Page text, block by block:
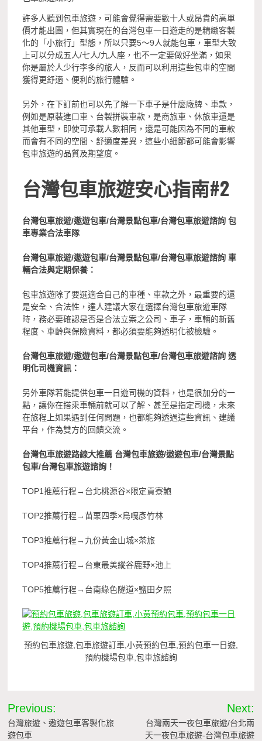
許多人聽到包車旅遊，可能會覺得需要數十人或昂貴的高單
價才能出團，但其實現在的台灣包車一日遊走的是精緻客製
化的「小旅行」型態，所以只要5～9人就能包車，車型大致
上可以分成五人/七人/九人座，也不一定要做好坐滿，如果
你是屬於人少行李多的旅人，反而可以利用這些包車的空間
獲得更舒適、便利的旅行體驗。
另外，在下訂前也可以先了解一下車子是什麼廠牌、車款，
例如是原裝進口車、台製拼裝車款，是商旅車、休旅車還是
其他車型，即使可承載人數相同，還是可能因為不同的車款
而會有不同的空間、舒適度差異，這些小細節都可能會影響
包車旅遊的品質及期望度。
台灣包車旅遊安心指南#2
台灣包車旅遊/遨遊包車/台灣景點包車/台灣包車旅遊諮詢 包
車專業合法車隊
台灣包車旅遊/遨遊包車/台灣景點包車/台灣包車旅遊諮詢 車
輛合法與定期保養：
包車旅遊除了要選適合自己的車種、車款之外，最重要的還
是安全、合法性，達人建議大家在選擇台灣包車旅遊車隊
時，務必要確認是否是合法立案之公司、車子，車輛的新舊
程度、車齡與保險資料，都必須要能夠透明化被檢驗。
台灣包車旅遊/遨遊包車/台灣景點包車/台灣包車旅遊諮詢 透
明化司機資訊：
另外車隊若能提供包車一日遊司機的資料，也是很加分的一
點，讓你在搭乘車輛前就可以了解、甚至是指定司機，未來
在旅程上如果遇到任何問題，也都能夠透過這些資訊、建議
平台，作為雙方的回饋交流。
台灣包車旅遊路線大推薦 台灣包車旅遊/遨遊包車/台灣景點
包車/台灣包車旅遊諮詢！
TOP1推薦行程→台北桃源谷×限定貢寮鮑
TOP2推薦行程→苗栗四季×烏嘎彥竹林
TOP3推薦行程→九份黃金山城×茶旅
TOP4推薦行程→台東最美縱谷鹿野×池上
TOP5推薦行程→台南綠色隧道×鹽田夕照
預約包車旅遊,包車旅遊訂車,小黃預約包車,預約包車一日遊,
預約機場包車,包車旅諮詢
文
章
Previous:
台灣旅遊、遨遊包車客製化旅
遊包車
Next:
台灣兩天一夜包車旅遊/台北兩
天一夜包車旅遊-台灣包車旅遊